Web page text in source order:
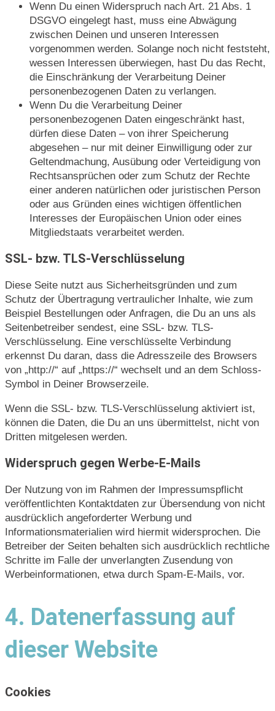
Wenn Du einen Widerspruch nach Art. 21 Abs. 1
DSGVO eingelegt hast, muss eine Abwägung
zwischen Deinen und unseren Interessen
vorgenommen werden. Solange noch nicht feststeht,
wessen Interessen überwiegen, hast Du das Recht,
die Einschränkung der Verarbeitung Deiner
personenbezogenen Daten zu verlangen.
Wenn Du die Verarbeitung Deiner
personenbezogenen Daten eingeschränkt hast,
dürfen diese Daten – von ihrer Speicherung
abgesehen – nur mit deiner Einwilligung oder zur
Geltendmachung, Ausübung oder Verteidigung von
Rechtsansprüchen oder zum Schutz der Rechte
einer anderen natürlichen oder juristischen Person
oder aus Gründen eines wichtigen öffentlichen
Interesses der Europäischen Union oder eines
Mitgliedstaats verarbeitet werden.
SSL- bzw. TLS-Verschlüsselung
Diese Seite nutzt aus Sicherheitsgründen und zum
Schutz der Übertragung vertraulicher Inhalte, wie zum
Beispiel Bestellungen oder Anfragen, die Du an uns als
Seitenbetreiber sendest, eine SSL- bzw. TLS-
Verschlüsselung. Eine verschlüsselte Verbindung
erkennst Du daran, dass die Adresszeile des Browsers
von „http://“ auf „https://“ wechselt und an dem Schloss-
Symbol in Deiner Browserzeile.
Wenn die SSL- bzw. TLS-Verschlüsselung aktiviert ist,
können die Daten, die Du an uns übermittelst, nicht von
Dritten mitgelesen werden.
Widerspruch gegen Werbe-E-Mails
Der Nutzung von im Rahmen der Impressumspflicht
veröffentlichten Kontaktdaten zur Übersendung von nicht
ausdrücklich angeforderter Werbung und
Informationsmaterialien wird hiermit widersprochen. Die
Betreiber der Seiten behalten sich ausdrücklich rechtliche
Schritte im Falle der unverlangten Zusendung von
Werbeinformationen, etwa durch Spam-E-Mails, vor.
4. Datenerfassung auf
dieser Website
Cookies